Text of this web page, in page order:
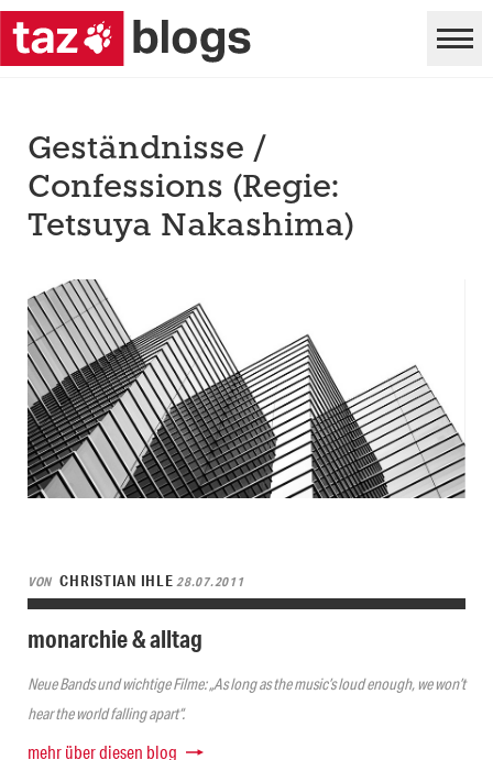
Geständnisse /
Confessions (Regie:
Tetsuya Nakashima)
VON CHRISTIAN IHLE28.07.2011
monarchie & alltag
Neue Bands und wichtige Filme: „As long as the music’s loud enough, we won’t
hear the world falling apart“.
mehr über diesen blog